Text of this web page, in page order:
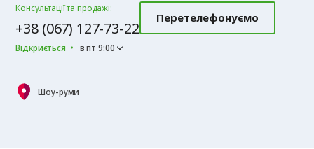
Консультації та продажі:
+38 (067) 127-73-22
Відкриється в пт 9:00
Перетелефонуємо
Шоу-руми